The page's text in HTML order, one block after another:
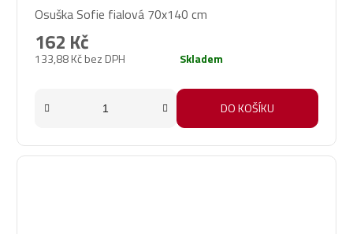
hodnocení
produktu
je
Osuška Sofie fialová 70x140 cm
133,88 Kč bez DPH
162 Kč
Skladem
DO KOŠÍKU